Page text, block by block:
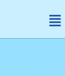
メ
ニ
ュ